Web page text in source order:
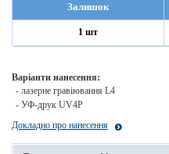
Залишок
1 шт
Варіанти нанесення:
- лазерне гравіювання L4
- УФ-друк UV4P
Докладно про нанесення